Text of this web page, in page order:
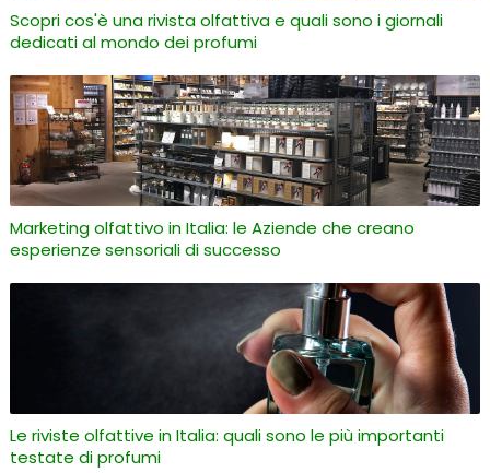
Scopri cos'è una rivista olfattiva e quali sono i giornali
dedicati al mondo dei profumi
Marketing olfattivo in Italia: le Aziende che creano
esperienze sensoriali di successo
Le riviste olfattive in Italia: quali sono le più importanti
testate di profumi